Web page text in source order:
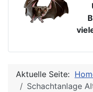
Aktuelle Seite:
Schachtanlage